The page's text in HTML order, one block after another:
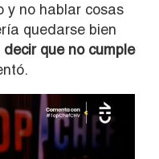
y no hablar cosas
quedarse bien
decir que no cumple